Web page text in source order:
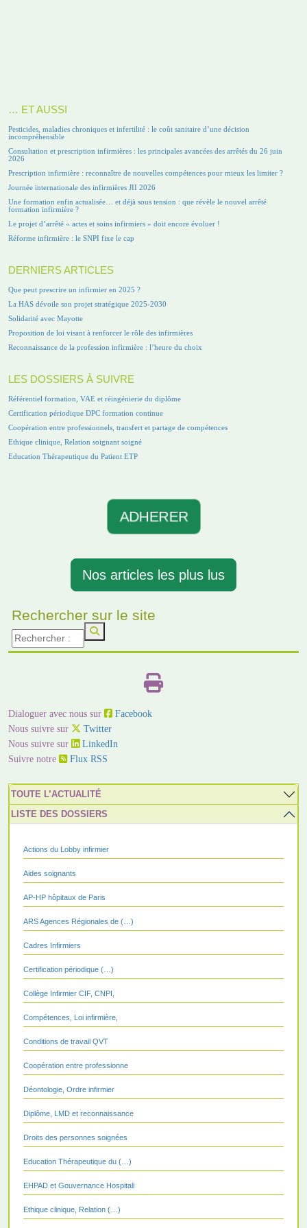
… ET AUSSI
Pesticides, maladies chroniques et infertilité : le coût sanitaire d’une décision
incompréhensible
Consultation et prescription infirmières : les principales avancées des arrêtés du 26 juin
2026
Prescription infirmière : reconnaître de nouvelles compétences pour mieux les limiter ?
Journée internationale des infirmières JII 2026
Une formation enfin actualisée… et déjà sous tension : que révèle le nouvel arrêté
formation infirmière ?
Le projet d’arrêté « actes et soins infirmiers » doit encore évoluer !
Réforme infirmière : le SNPI fixe le cap
DERNIERS ARTICLES
Que peut prescrire un infirmier en 2025 ?
La HAS dévoile son projet stratégique 2025-2030
Solidarité avec Mayotte
Proposition de loi visant à renforcer le rôle des infirmières
Reconnaissance de la profession infirmière : l’heure du choix
LES DOSSIERS À SUIVRE
Référentiel formation, VAE et réingénierie du diplôme
Certification périodique DPC formation continue
Coopération entre professionnels, transfert et partage de compétences
Ethique clinique, Relation soignant soigné
Education Thérapeutique du Patient ETP
ADHERER
Nos articles les plus lus
Rechercher sur le site
Dialoguer avec nous sur
Facebook
Nous suivre sur
Twitter
Nous suivre sur
LinkedIn
Suivre notre
Flux RSS
TOUTE L’ACTUALITÉ
LISTE DES DOSSIERS
Actions du Lobby infirmier
Aides soignants
AP-HP hôpitaux de Paris
ARS Agences Régionales de (…)
Cadres Infirmiers
Certification périodique (…)
Collège Infirmier CIF, CNPI,
Compétences, Loi infirmière,
Conditions de travail QVT
Coopération entre professionne
Déontologie, Ordre infirmier
Diplôme, LMD et reconnaissance
Droits des personnes soignées
Education Thérapeutique du (…)
EHPAD et Gouvernance Hospitali
Ethique clinique, Relation (…)